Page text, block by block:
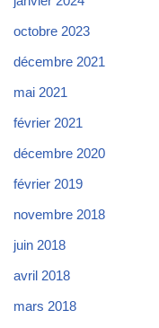
octobre 2023
décembre 2021
mai 2021
février 2021
décembre 2020
février 2019
novembre 2018
juin 2018
avril 2018
mars 2018